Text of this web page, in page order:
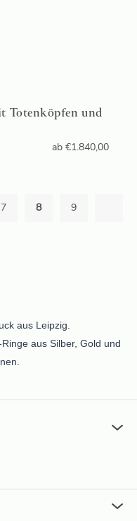
Totenköpfen und
ab €1.840,00
7 8 9
aus Leipzig.
aus Silber, Gold und